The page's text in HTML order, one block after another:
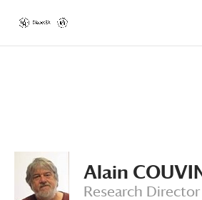
Alain
Research Director